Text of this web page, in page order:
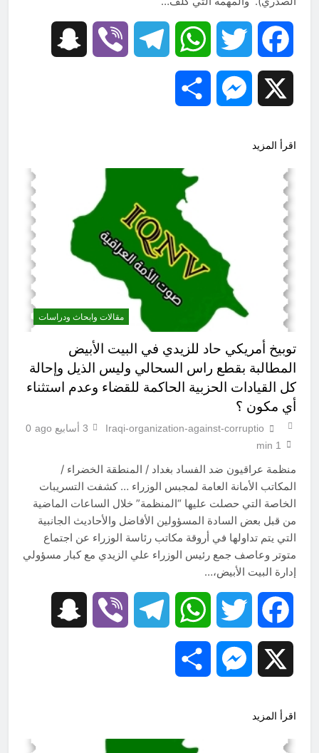
Facebook
Twitter
WhatsApp
Telegram
Viber
Messenger
اقرأ المزيد
مقالات وابحاث ودراسات
توبيخ أمريكي حاد للزيدي في البيت الأبيض
المطالبة بقطع راس السحالي وليس الذيل وإحالة
كل القيادات الحزبية الحاكمة للقضاء وعدم استثناء
أي مكون ؟
Iraqi-organization-against-corruptio 3 أسابيع ago
0
1 min
منظمة عراقيون ضد الفساد بغداد / المنطقة الخضراء /
المكاتب الأمانة العامة لمجبس الوزراء … كشفت التسريبات
الخاصة التي حصلت عليها “المنظمة” خلال الساعات الماضية
من قبل بعض السادة المسؤولين الأفاضل والأحاديث الجانبية
التي يتم تداولها في أروقة مكاتب رئاسة الوزراء عن اجتماع
متوتر وعاصف جمع رئيس الوزراء علي الزيدي مع كبار مسؤولي
إدارة البيت الأبيض،…
Facebook
Twitter
WhatsApp
Telegram
Viber
Messenger
اقرأ المزيد